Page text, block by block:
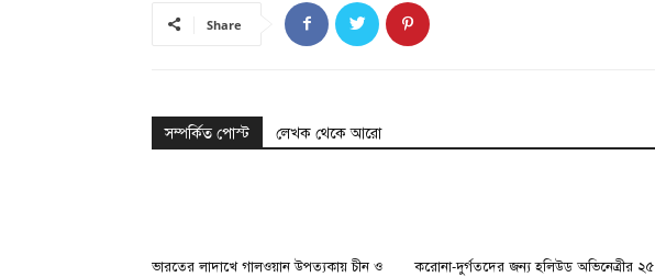
Share
সম্পর্কিত পোস্ট লেখক থেকে আরো
ভারতের লাদাখে গালওয়ান উপত্যকায় চীন ও
করোনা-দুর্গতদের জন্য হলিউড অভিনেত্রীর ২৫